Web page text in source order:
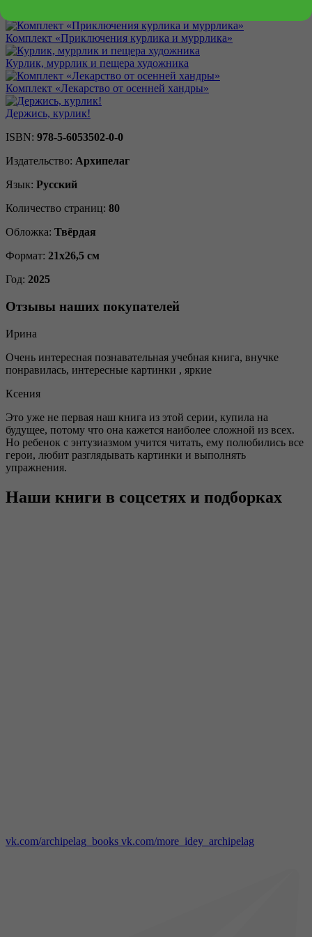
Комплект «Приключения курлика и муррлика»
Курлик, муррлик и пещера художника
Комплект «Лекарство от осенней хандры»
Держись, курлик!
ISBN: 978-5-6053502-0-0
Издательство: Архипелаг
Язык: Русский
Количество страниц: 80
Обложка: Твёрдая
Формат: 21х26,5 см
Год: 2025
Отзывы наших покупателей
Ирина
Очень интересная познавательная учебная книга, внучке
понравилась, интересные картинки , яркие
Ксения
Это уже не первая наш книга из этой серии, купила на
будущее, потому что она кажется наиболее сложной из всех.
Но ребенок с энтузиазмом учится читать, ему полюбились все
герои, любит разглядывать картинки и выполнять
упражнения.
Наши книги в соцсетях и подборках
vk.com/archipelag_books vk.com/more_idey_archipelag